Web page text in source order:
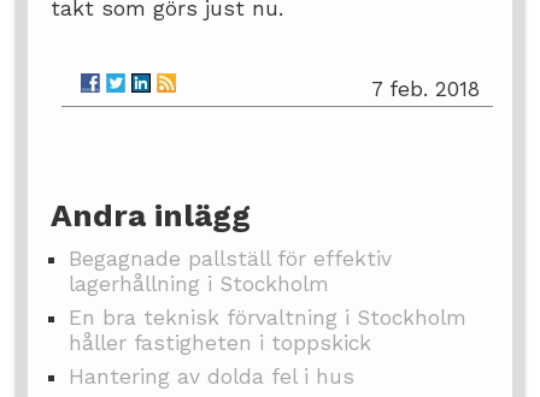
takt som görs just nu.
7 feb. 2018
Andra inlägg
Begagnade pallställ för effektiv
lagerhållning i Stockholm
En bra teknisk förvaltning i Stockholm
håller fastigheten i toppskick
Hantering av dolda fel i hus